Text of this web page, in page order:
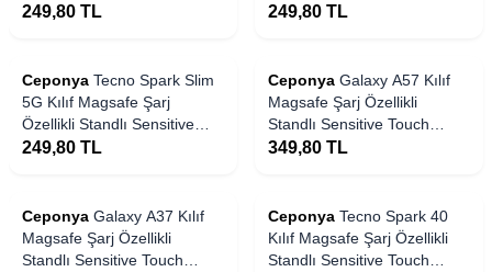
Touch Samara Kapak
249,80 TL
Touch Samara Kapak
249,80 TL
Ceponya Tecno Spark Slim
5G Kılıf Magsafe Şarj
Özellikli Standlı Sensitive
Touch Samara Kapak
249,80 TL
Ceponya Galaxy A57 Kılıf
Magsafe Şarj Özellikli
Standlı Sensitive Touch
Samara Kapak
349,80 TL
Ceponya Galaxy A37 Kılıf
Magsafe Şarj Özellikli
Standlı Sensitive Touch
Ceponya Tecno Spark 40
Kılıf Magsafe Şarj Özellikli
Standlı Sensitive Touch